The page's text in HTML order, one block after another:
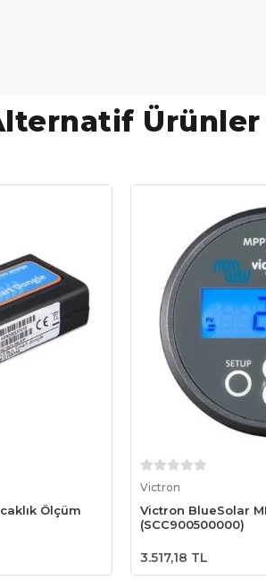
Ürünler
Ölçüm
Victron
Victron BlueSolar
(SCC900500000)
3.517,18 TL